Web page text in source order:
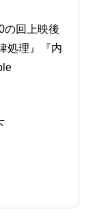
の回上映後
処理』『内